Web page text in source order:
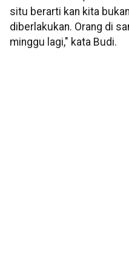
situ berarti kan kita
diberlakukan. Orang di
minggu lagi," kata Budi.